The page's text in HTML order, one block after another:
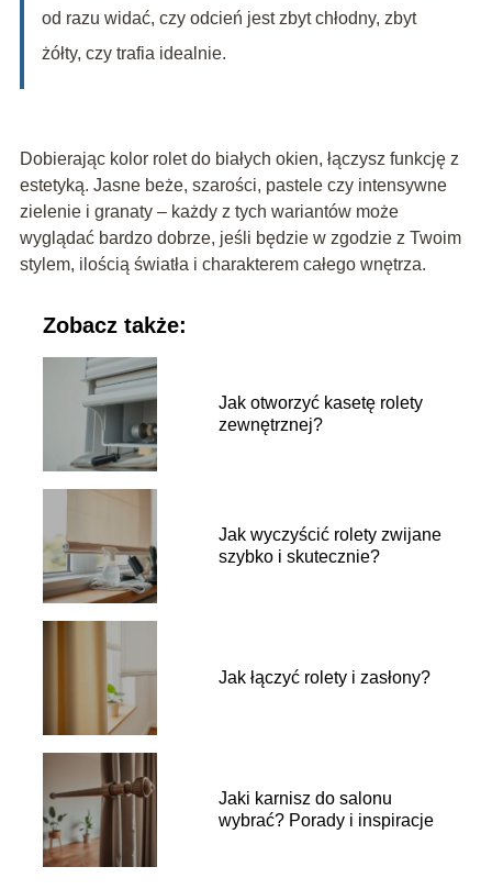
od razu widać, czy odcień jest zbyt chłodny, zbyt
żółty, czy trafia idealnie.
Dobierając kolor rolet do białych okien, łączysz funkcję z
estetyką. Jasne beże, szarości, pastele czy intensywne
zielenie i granaty – każdy z tych wariantów może
wyglądać bardzo dobrze, jeśli będzie w zgodzie z Twoim
stylem, ilością światła i charakterem całego wnętrza.
Zobacz także:
Jak otworzyć kasetę rolety
zewnętrznej?
Jak wyczyścić rolety zwijane
szybko i skutecznie?
Jak łączyć rolety i zasłony?
Jaki karnisz do salonu
wybrać? Porady i inspiracje